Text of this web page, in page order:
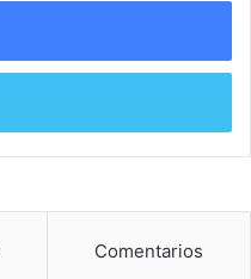
Comentarios